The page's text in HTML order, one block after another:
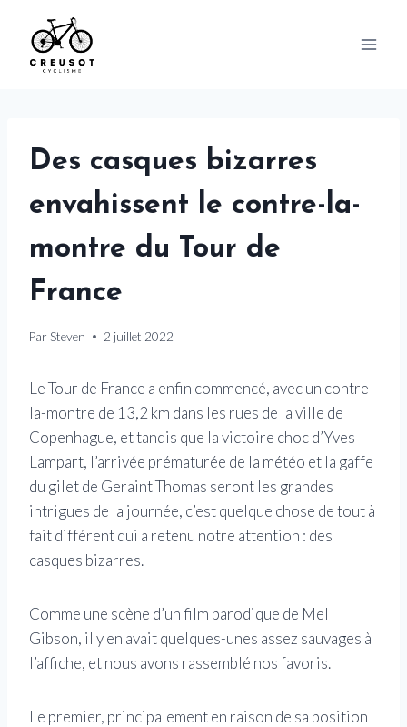
content
Des casques bizarres
envahissent le contre-la-
montre du Tour de
France
Par Steven 2 juillet 2022
Le Tour de France a enfin commencé, avec un contre-
la-montre de 13,2 km dans les rues de la ville de
Copenhague, et tandis que la victoire choc d’Yves
Lampart, l’arrivée prématurée de la météo et la gaffe
du gilet de Geraint Thomas seront les grandes
intrigues de la journée, c’est quelque chose de tout à
fait différent qui a retenu notre attention : des
casques bizarres.
Comme une scène d’un film parodique de Mel
Gibson, il y en avait quelques-unes assez sauvages à
l’affiche, et nous avons rassemblé nos favoris.
Le premier, principalement en raison de sa position